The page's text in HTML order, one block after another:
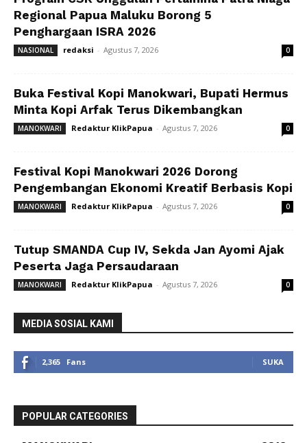
Regional Papua Maluku Borong 5
Penghargaan ISRA 2026
NASIONAL redaksi - Agustus 7, 2026 0
Buka Festival Kopi Manokwari, Bupati Hermus
Minta Kopi Arfak Terus Dikembangkan
MANOKWARI Redaktur KlikPapua - Agustus 7, 2026 0
Festival Kopi Manokwari 2026 Dorong
Pengembangan Ekonomi Kreatif Berbasis Kopi
MANOKWARI Redaktur KlikPapua - Agustus 7, 2026 0
Tutup SMANDA Cup IV, Sekda Jan Ayomi Ajak
Peserta Jaga Persaudaraan
MANOKWARI Redaktur KlikPapua - Agustus 7, 2026 0
MEDIA SOSIAL KAMI
2,365 Fans SUKA
POPULAR CATEGORIES